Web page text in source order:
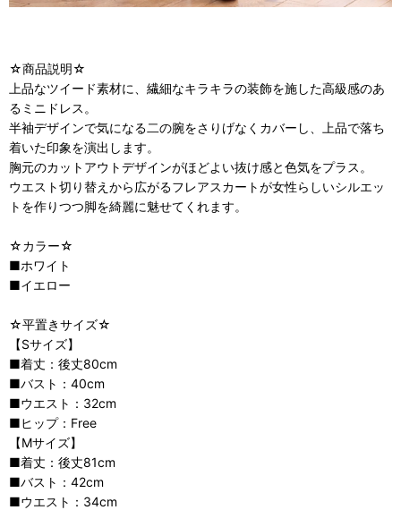
☆商品説明☆
上品なツイード素材に、繊細なキラキラの装飾を施した高級感のあ
るミニドレス。
半袖デザインで気になる二の腕をさりげなくカバーし、上品で落ち
着いた印象を演出します。
胸元のカットアウトデザインがほどよい抜け感と色気をプラス。
ウエスト切り替えから広がるフレアスカートが女性らしいシルエッ
トを作りつつ脚を綺麗に魅せてくれます。
☆カラー☆
■ホワイト
■イエロー
☆平置きサイズ☆
【Sサイズ】
■着丈：後丈80cm
■バスト：40cm
■ウエスト：32cm
■ヒップ：Free
【Mサイズ】
■着丈：後丈81cm
■バスト：42cm
■ウエスト：34cm